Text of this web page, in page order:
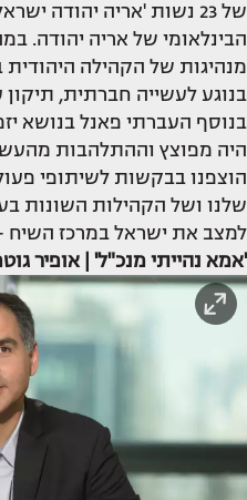
של 23 נשות 'אריה יהודה
מנהיגות של הקהילה
בנוגע לעשייה חברתית, תיקון
בנוסף העברתי פאנל בנושא
היה מפוצץ וההתלהבות
הוצפנו בבקשות לשיתופי
שלנו ושל הקהילות השונות
למצב את ישראל במרכז השיח
'אמא נהייתי מנכ"ל' | אופיר